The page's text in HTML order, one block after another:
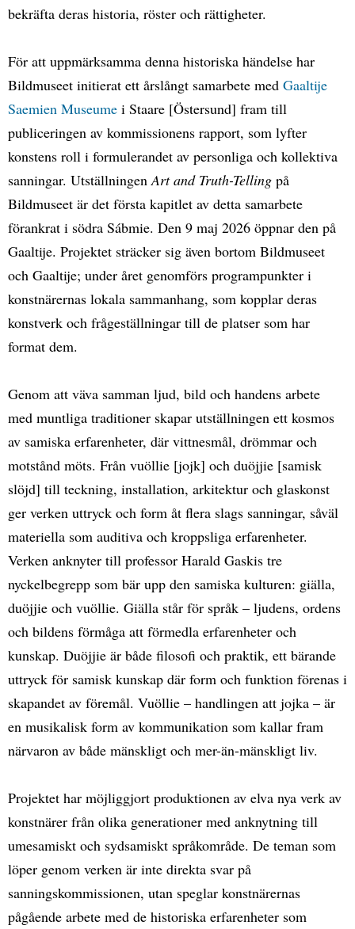
bekräfta deras historia, röster och rättigheter.
För att uppmärksamma denna historiska händelse har
Bildmuseet initierat ett årslångt samarbete med Gaaltije
Saemien Museume i Staare [Östersund] fram till
publiceringen av kommissionens rapport, som lyfter
konstens roll i formulerandet av personliga och kollektiva
sanningar. Utställningen Art and Truth-Telling på
Bildmuseet är det första kapitlet av detta samarbete
förankrat i södra Sábmie. Den 9 maj 2026 öppnar den på
Gaaltije. Projektet sträcker sig även bortom Bildmuseet
och Gaaltije; under året genomförs programpunkter i
konstnärernas lokala sammanhang, som kopplar deras
konstverk och frågeställningar till de platser som har
format dem.
Genom att väva samman ljud, bild och handens arbete
med muntliga traditioner skapar utställningen ett kosmos
av samiska erfarenheter, där vittnesmål, drömmar och
motstånd möts. Från vuöllie [jojk] och duöjjie [samisk
slöjd] till teckning, installation, arkitektur och glaskonst
ger verken uttryck och form åt flera slags sanningar, såväl
materiella som auditiva och kroppsliga erfarenheter.
Verken anknyter till professor Harald Gaskis tre
nyckelbegrepp som bär upp den samiska kulturen: giälla,
duöjjie och vuöllie. Giälla står för språk – ljudens, ordens
och bildens förmåga att förmedla erfarenheter och
kunskap. Duöjjie är både filosofi och praktik, ett bärande
uttryck för samisk kunskap där form och funktion förenas i
skapandet av föremål. Vuöllie – handlingen att jojka – är
en musikalisk form av kommunikation som kallar fram
närvaron av både mänskligt och mer-än-mänskligt liv.
Projektet har möjliggjort produktionen av elva nya verk av
konstnärer från olika generationer med anknytning till
umesamiskt och sydsamiskt språkområde. De teman som
löper genom verken är inte direkta svar på
sanningskommissionen, utan speglar konstnärernas
pågående arbete med de historiska erfarenheter som